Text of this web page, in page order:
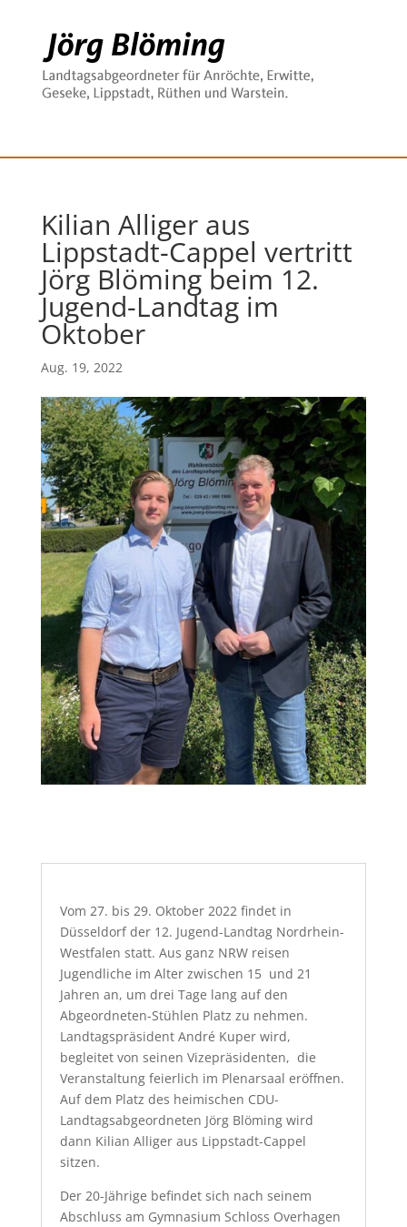
Kilian Alliger aus
Lippstadt-Cappel vertritt
Jörg Blöming beim 12.
Jugend-Landtag im
Oktober
Aug. 19, 2022
Vom 27. bis 29. Oktober 2022 findet in
Düsseldorf der 12. Jugend-Landtag Nordrhein-
Westfalen statt. Aus ganz NRW reisen
Jugendliche im Alter zwischen 15 und 21
Jahren an, um drei Tage lang auf den
Abgeordneten-Stühlen Platz zu nehmen.
Landtagspräsident André Kuper wird,
begleitet von seinen Vizepräsidenten, die
Veranstaltung feierlich im Plenarsaal eröffnen.
Auf dem Platz des heimischen CDU-
Landtagsabgeordneten Jörg Blöming wird
dann Kilian Alliger aus Lippstadt-Cappel
sitzen.
Der 20-Jährige befindet sich nach seinem
Abschluss am Gymnasium Schloss Overhagen